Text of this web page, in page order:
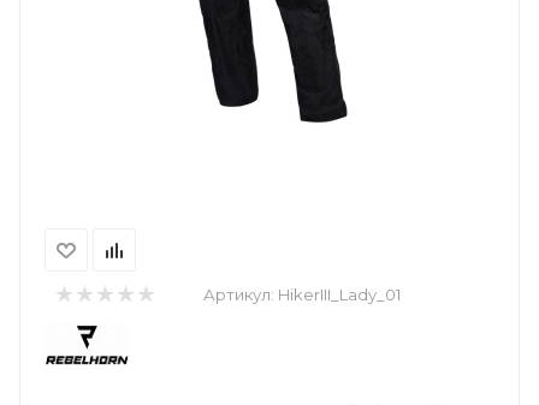
Артикул: HikerIII_Lady_01